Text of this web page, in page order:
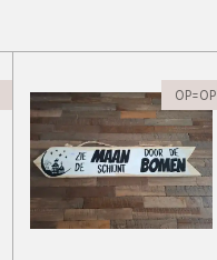
OP=OP